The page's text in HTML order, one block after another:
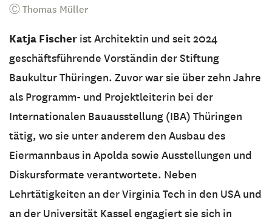
Ⓒ Thomas Müller
Katja Fischer ist Architektin und seit 2024
geschäftsführende Vorständin der Stiftung
Baukultur Thüringen. Zuvor war sie über zehn Jahre
als Programm- und Projektleiterin bei der
Internationalen Bauausstellung (IBA) Thüringen
tätig, wo sie unter anderem den Ausbau des
Eiermannbaus in Apolda sowie Ausstellungen und
Diskursformate verantwortete. Neben
Lehrtätigkeiten an der Virginia Tech in den USA und
an der Universität Kassel engagiert sie sich in